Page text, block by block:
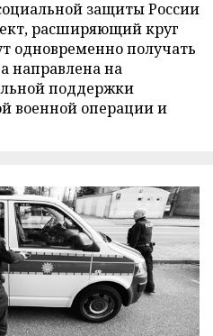
защиты России
расширяющий круг
одновременно получать
направлена на
поддержки
военной операции и